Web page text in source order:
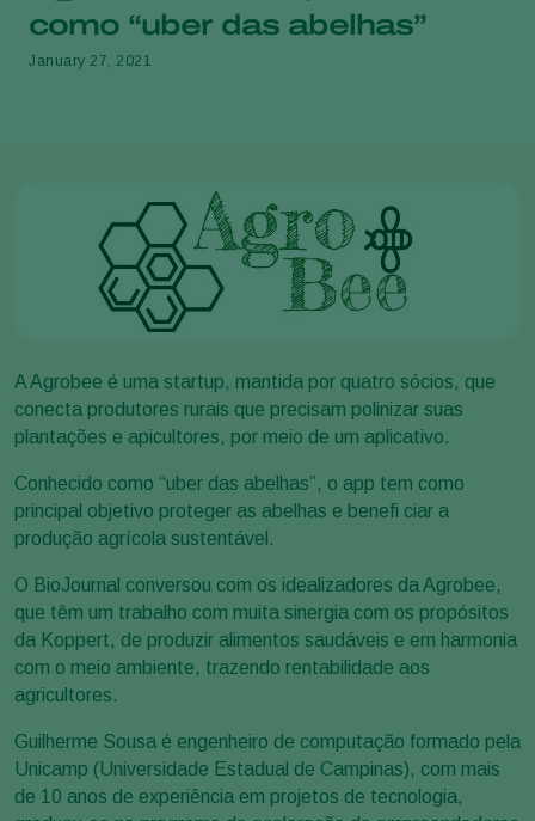
como “uber das abelhas”
January 27, 2021
A Agrobee é uma startup, mantida por quatro sócios, que
conecta produtores rurais que precisam polinizar suas
plantações e apicultores, por meio de um aplicativo.
Conhecido como “uber das abelhas”, o app tem como
principal objetivo proteger as abelhas e benefi ciar a
produção agrícola sustentável.
O BioJournal conversou com os idealizadores da Agrobee,
que têm um trabalho com muita sinergia com os propósitos
da Koppert, de produzir alimentos saudáveis e em harmonia
com o meio ambiente, trazendo rentabilidade aos
agricultores.
Guilherme Sousa é engenheiro de computação formado pela
Unicamp (Universidade Estadual de Campinas), com mais
de 10 anos de experiência em projetos de tecnologia,